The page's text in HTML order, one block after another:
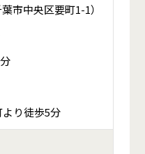
市中央区要町1-1）
り徒歩5分